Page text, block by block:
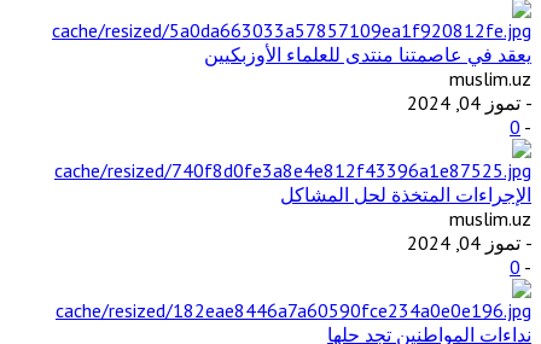
يعقد في عاصمتنا منتدى للعلماء الأوزبكيين
muslim.uz
- تموز 04, 2024
-
0
الإجراءات المتخذة لحل المشاكل
muslim.uz
- تموز 04, 2024
-
0
نداءات المواطنين تجد حلها